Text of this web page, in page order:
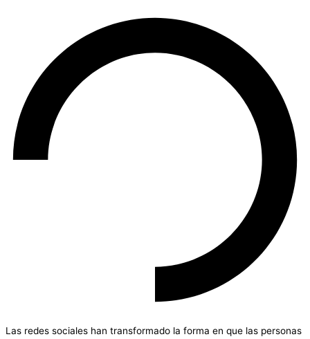
Las redes sociales han transformado la forma en que las personas